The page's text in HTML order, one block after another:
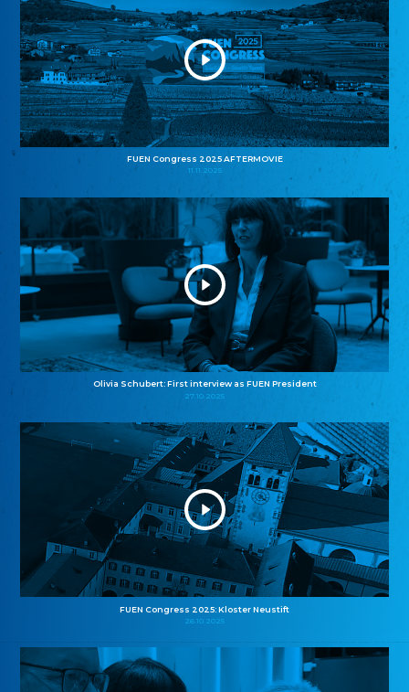
FUEN Congress 2025 AFTERMOVIE
11.11.2025
Olivia Schubert: First interview as FUEN President
27.10.2025
FUEN Congress 2025: Kloster Neustift
26.10.2025